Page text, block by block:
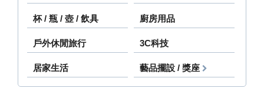
杯 / 瓶 / 壺 / 飲具 廚房用品
戶外休閒旅行 3C科技
居家生活 藝品擺設 / 獎座